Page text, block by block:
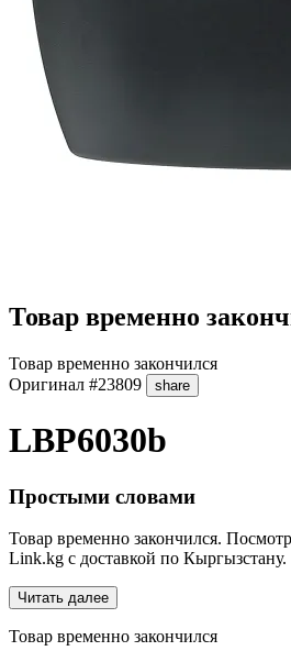
Товар временно
Товар временно закончился
Оригинал #23809 share
LBP6030b
Простыми словами
Товар временно закончился.
Link.kg с доставкой по Кыргызстану.
Читать далее
Товар временно закончился